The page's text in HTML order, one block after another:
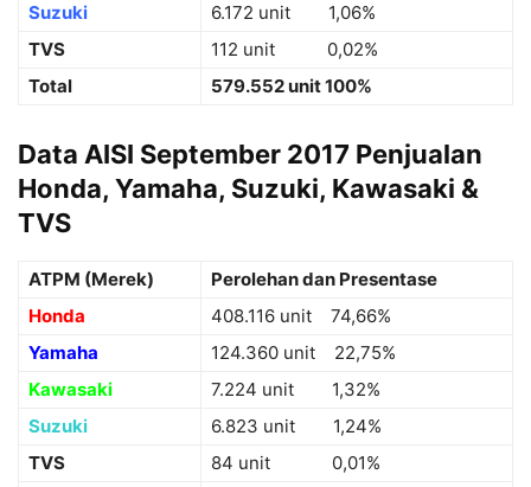
Suzuki
6.172 unit 1,06%
TVS
112 unit 0,02%
Total
579.552 unit 100%
Data AISI September 2017 Penjualan
Honda, Yamaha, Suzuki, Kawasaki &
TVS
ATPM (Merek)
Perolehan dan Presentase
Honda
408.116 unit 74,66%
Yamaha
124.360 unit 22,75%
Kawasaki
7.224 unit 1,32%
Suzuki
6.823 unit 1,24%
TVS
84 unit 0,01%